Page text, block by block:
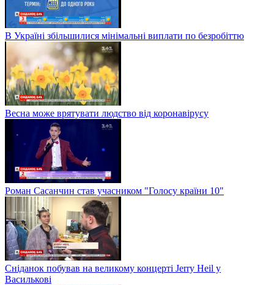
В Україні збільшилися мінімальні виплати по безробіттю
Весна може врятувати людство від коронавірусу
Роман Сасанчин став учасником "Голосу країни 10"
Сніданок побував на великому концерті Jerry Heil у
Василькові